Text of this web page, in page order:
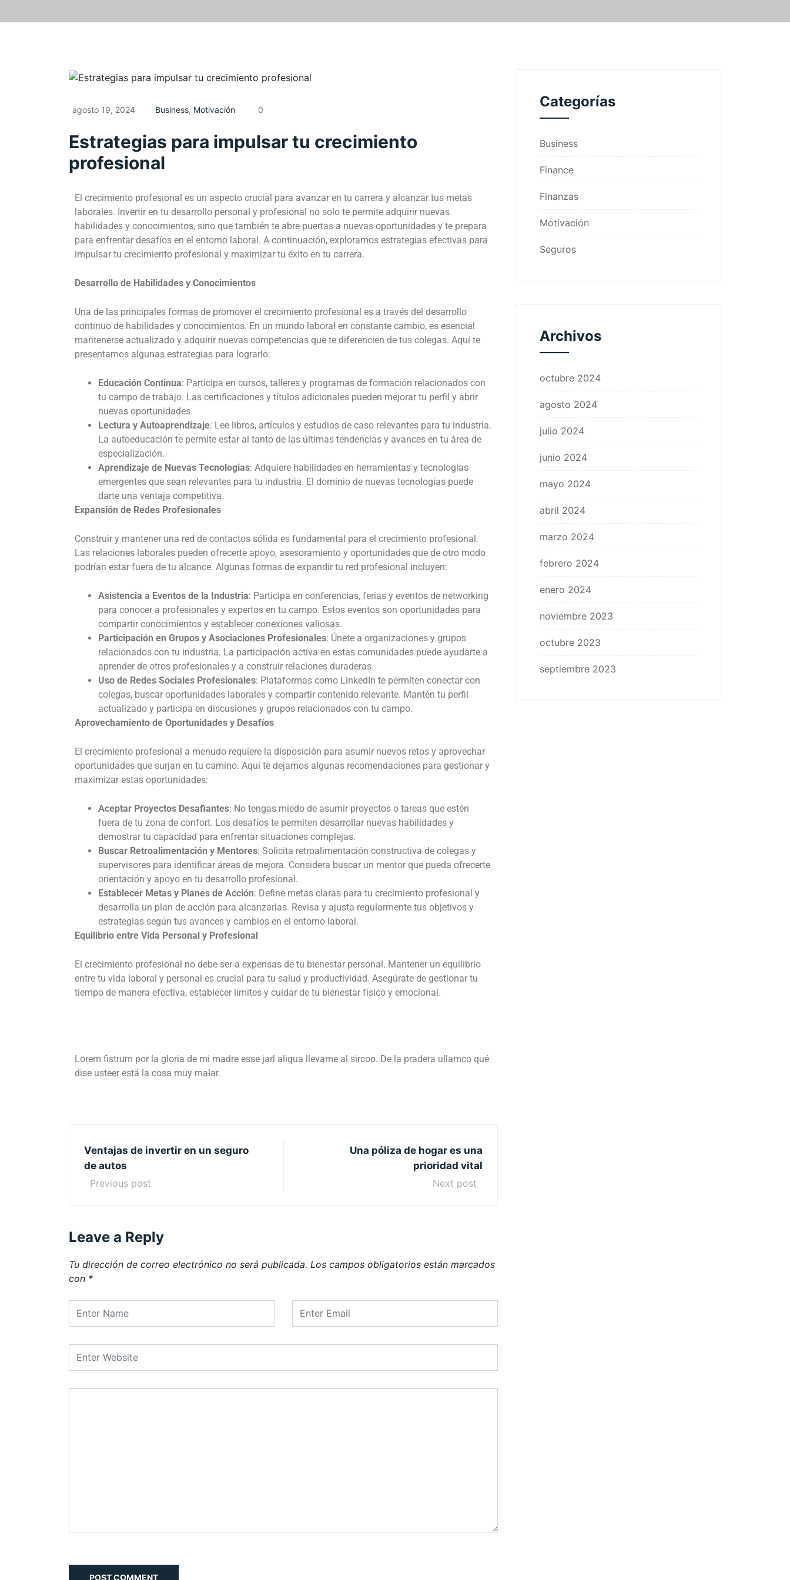
agosto 19, 2024 Business, Motivación 0
Estrategias para impulsar tu crecimiento
profesional
El crecimiento profesional es un aspecto crucial para avanzar en tu carrera y alcanzar tus metas
laborales. Invertir en tu desarrollo personal y profesional no solo te permite adquirir nuevas
habilidades y conocimientos, sino que también te abre puertas a nuevas oportunidades y te prepara
para enfrentar desafíos en el entorno laboral. A continuación, exploramos estrategias efectivas para
impulsar tu crecimiento profesional y maximizar tu éxito en tu carrera.
Desarrollo de Habilidades y Conocimientos
Una de las principales formas de promover el crecimiento profesional es a través del desarrollo
continuo de habilidades y conocimientos. En un mundo laboral en constante cambio, es esencial
mantenerse actualizado y adquirir nuevas competencias que te diferencien de tus colegas. Aquí te
presentamos algunas estrategias para lograrlo:
Educación Continua: Participa en cursos, talleres y programas de formación relacionados con
tu campo de trabajo. Las certificaciones y títulos adicionales pueden mejorar tu perfil y abrir
nuevas oportunidades.
Lectura y Autoaprendizaje: Lee libros, artículos y estudios de caso relevantes para tu industria.
La autoeducación te permite estar al tanto de las últimas tendencias y avances en tu área de
especialización.
Aprendizaje de Nuevas Tecnologías: Adquiere habilidades en herramientas y tecnologías
emergentes que sean relevantes para tu industria. El dominio de nuevas tecnologías puede
darte una ventaja competitiva.
Expansión de Redes Profesionales
Construir y mantener una red de contactos sólida es fundamental para el crecimiento profesional.
Las relaciones laborales pueden ofrecerte apoyo, asesoramiento y oportunidades que de otro modo
podrían estar fuera de tu alcance. Algunas formas de expandir tu red profesional incluyen:
Asistencia a Eventos de la Industria: Participa en conferencias, ferias y eventos de networking
para conocer a profesionales y expertos en tu campo. Estos eventos son oportunidades para
compartir conocimientos y establecer conexiones valiosas.
Participación en Grupos y Asociaciones Profesionales: Únete a organizaciones y grupos
relacionados con tu industria. La participación activa en estas comunidades puede ayudarte a
aprender de otros profesionales y a construir relaciones duraderas.
Uso de Redes Sociales Profesionales: Plataformas como LinkedIn te permiten conectar con
colegas, buscar oportunidades laborales y compartir contenido relevante. Mantén tu perfil
actualizado y participa en discusiones y grupos relacionados con tu campo.
Aprovechamiento de Oportunidades y Desafíos
El crecimiento profesional a menudo requiere la disposición para asumir nuevos retos y aprovechar
oportunidades que surjan en tu camino. Aquí te dejamos algunas recomendaciones para gestionar y
maximizar estas oportunidades:
Aceptar Proyectos Desafiantes: No tengas miedo de asumir proyectos o tareas que estén
fuera de tu zona de confort. Los desafíos te permiten desarrollar nuevas habilidades y
demostrar tu capacidad para enfrentar situaciones complejas.
Buscar Retroalimentación y Mentores: Solicita retroalimentación constructiva de colegas y
supervisores para identificar áreas de mejora. Considera buscar un mentor que pueda ofrecerte
orientación y apoyo en tu desarrollo profesional.
Establecer Metas y Planes de Acción: Define metas claras para tu crecimiento profesional y
desarrolla un plan de acción para alcanzarlas. Revisa y ajusta regularmente tus objetivos y
estrategias según tus avances y cambios en el entorno laboral.
Equilibrio entre Vida Personal y Profesional
El crecimiento profesional no debe ser a expensas de tu bienestar personal. Mantener un equilibrio
entre tu vida laboral y personal es crucial para tu salud y productividad. Asegúrate de gestionar tu
tiempo de manera efectiva, establecer límites y cuidar de tu bienestar físico y emocional.
Lorem fistrum por la gloria de mi madre esse jarl aliqua llevame al sircoo. De la pradera ullamco qué
dise usteer está la cosa muy malar.
Ventajas de invertir en un seguro
de autos
Previous post
Una póliza de hogar es una
prioridad vital
Next post
Leave a Reply
Tu dirección de correo electrónico no será publicada. Los campos obligatorios están marcados
con *
Categorías
Business
Finance
Finanzas
Motivación
Seguros
Archivos
octubre 2024
agosto 2024
julio 2024
junio 2024
mayo 2024
abril 2024
marzo 2024
febrero 2024
enero 2024
noviembre 2023
octubre 2023
septiembre 2023